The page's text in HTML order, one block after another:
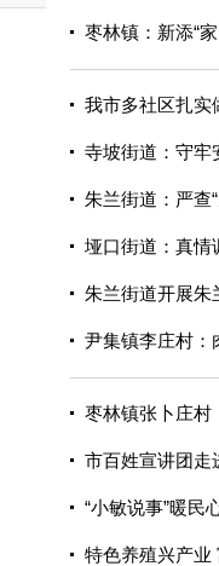
枣林镇：新添“
我市多社区扎实
寺坡街道：守牢
朱兰街道：严查
垭口街道：真情
朱兰街道开展朱
尹集镇李庄村：
枣林镇张卜庄村
市百姓宣讲团走
“小敏说事”暖民
特色养殖兴产业